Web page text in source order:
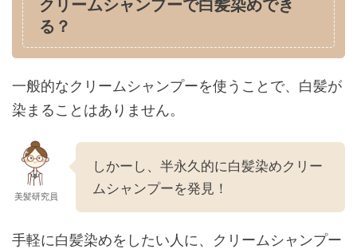
クリームシャンプーで白髪染めでき
る？
一般的なクリームシャンプーを使うことで、白髪が
染まることはありません。
美髪研究員
しかーし、半永久的に白髪染めクリー
ムシャンプーを発見！
手軽に白髪染めをしたい人に、クリームシャンプー